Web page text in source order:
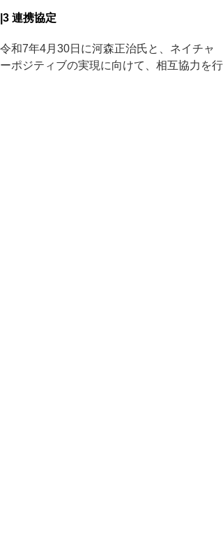
|3 連携協定
令和7年4月30日に河森正治氏と、ネイチャ
ーポジティブの実現に向けて、相互協力を行